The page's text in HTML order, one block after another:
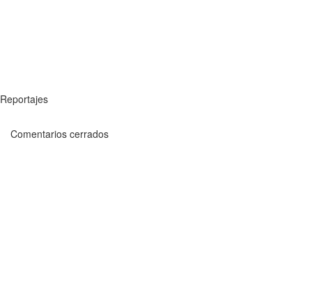
Reportajes
Comentarios cerrados